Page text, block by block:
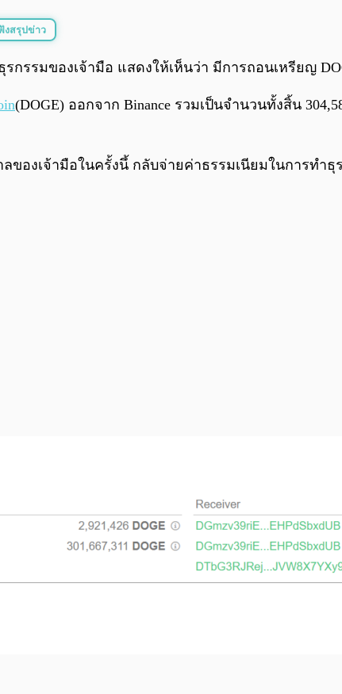
งสรุปข่าว
กรรมของเจ้ามือ แสดงให้เห็นว่า มีการถอนเหรียญ
(DOGE) ออกจาก Binance รวมเป็นจำนวนทั้งสิ้น
ของเจ้ามือในครั้งนึ้ กลับจ่ายค่าธรรมเนียมในการทำธุ